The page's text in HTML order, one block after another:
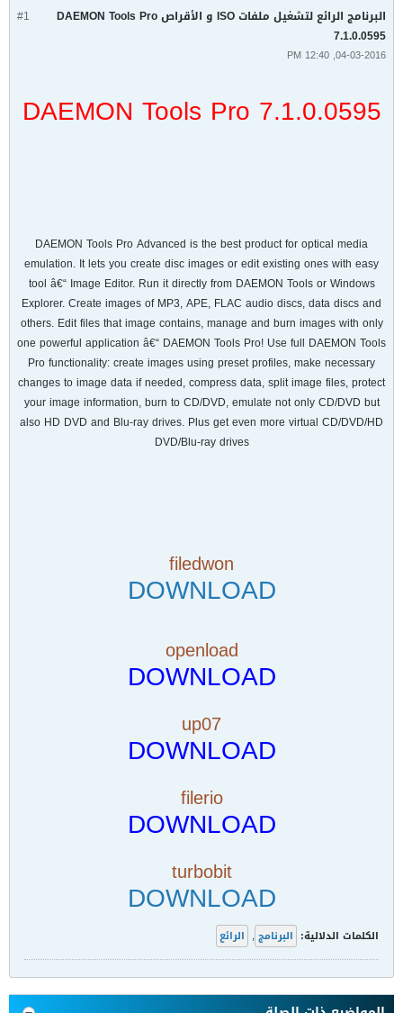
#1
البرنامج الرائع لتشغيل ملفات ISO و الأقراص DAEMON Tools Pro
7.1.0.0595
04-03-2016, 12:40 PM
DAEMON Tools Pro 7.1.0.0595
DAEMON Tools Pro Advanced is the best product for optical media
emulation. It lets you create disc images or edit existing ones with easy
tool â€“ Image Editor. Run it directly from DAEMON Tools or Windows
Explorer. Create images of MP3, APE, FLAC audio discs, data discs and
others. Edit files that image contains, manage and burn images with only
one powerful application â€“ DAEMON Tools Pro! Use full DAEMON Tools
Pro functionality: create images using preset profiles, make necessary
changes to image data if needed, compress data, split image files, protect
your image information, burn to CD/DVD, emulate not only CD/DVD but
also HD DVD and Blu-ray drives. Plus get even more virtual CD/DVD/HD
DVD/Blu-ray drives
filedwon
DOWNLOAD
openload
DOWNLOAD
up07
DOWNLOAD
filerio
DOWNLOAD
turbobit
DOWNLOAD
الكلمات الدلالية: البرنامج , الرائع